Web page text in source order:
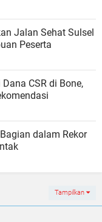
Jalan Sehat Sulsel
Peserta
CSR di Bone,
dalam Rekor
Tampilkan